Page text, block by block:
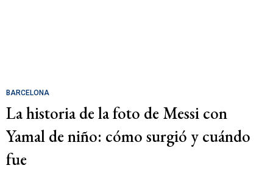
BARCELONA
La historia de la foto de Messi con
Yamal de niño: cómo surgió y cuándo
fue